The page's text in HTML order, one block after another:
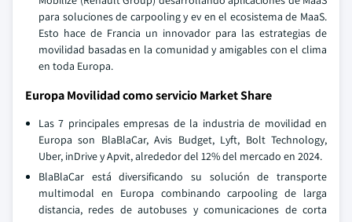
para soluciones de carpooling y ev en el ecosistema de MaaS.
Esto hace de Francia un innovador para las estrategias de
movilidad basadas en la comunidad y amigables con el clima
en toda Europa.
Europa Movilidad como servicio Market Share
Las 7 principales empresas de la industria de movilidad en
Europa son BlaBlaCar, Avis Budget, Lyft, Bolt Technology,
Uber, inDrive y Apvit, alrededor del 12% del mercado en 2024.
BlaBlaCar está diversificando su solución de transporte
multimodal en Europa combinando carpooling de larga
distancia, redes de autobuses y comunicaciones de corta